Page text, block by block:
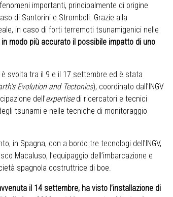
importanti, principalmente di origine
di Santorini e Stromboli. Grazie alla
in caso di forti terremoti tsunamigenici nelle
modo più accurato il possibile impatto di uno
svolta tra il 9 e il 17 settembre ed è stata
Evolution and Tectonics), coordinato dall’INGV
dell’expertisedi ricercatori e tecnici
tsunami e nelle tecniche di monitoraggio
in Spagna, con a bordo tre tecnologi dell’INGV,
Macaluso, l’equipaggio dell’imbarcazione e
spagnola costruttrice di boe.
il 14 settembre, ha visto l’installazione di